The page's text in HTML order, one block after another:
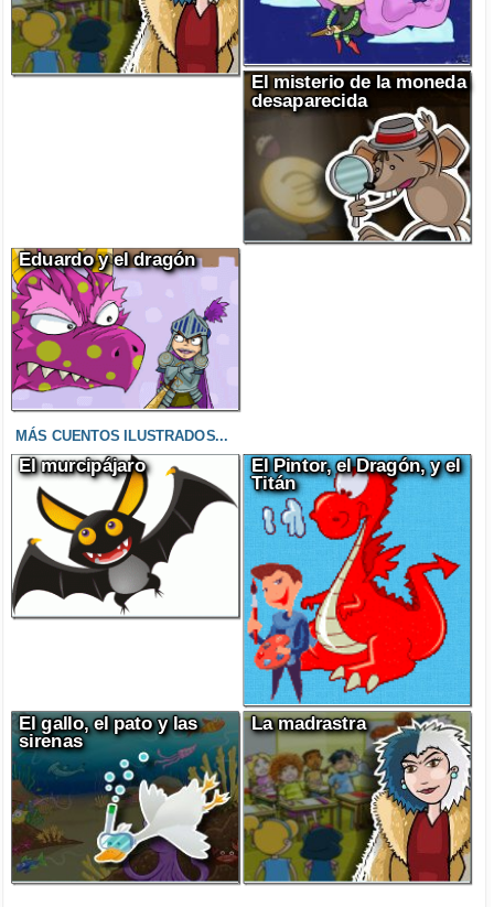
El misterio de la moneda
desaparecida
Eduardo y el dragón
MÁS CUENTOS ILUSTRADOS...
El murcipájaro
El Pintor, el Dragón, y el
Titán
El gallo, el pato y las
sirenas
La madrastra